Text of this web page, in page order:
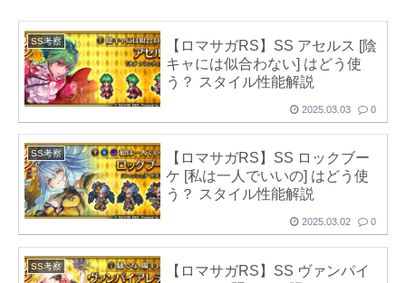
SS考察
【ロマサガRS】SS アセルス [陰
キャには似合わない] はどう使
う？ スタイル性能解説
2025.03.03 0
SS考察
【ロマサガRS】SS ロックブー
ケ [私は一人でいいの] はどう使
う？ スタイル性能解説
2025.03.02 0
SS考察
【ロマサガRS】SS ヴァンパイ